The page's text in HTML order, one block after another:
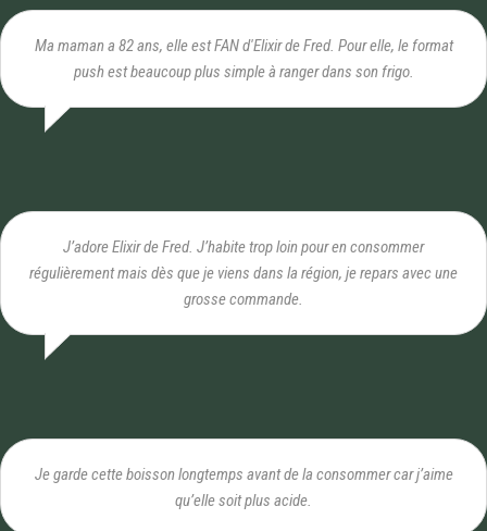
Ma maman a 82 ans, elle est FAN d'Elixir de Fred. Pour elle, le format
push est beaucoup plus simple à ranger dans son frigo.
J’adore Elixir de Fred. J’habite trop loin pour en consommer
régulièrement mais dès que je viens dans la région, je repars avec une
grosse commande.
Je garde cette boisson longtemps avant de la consommer car j’aime
qu’elle soit plus acide.